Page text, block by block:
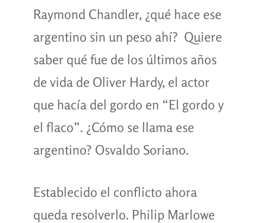
Raymond Chandler, ¿qué hace ese
argentino sin un peso ahí? Quiere
saber qué fue de los últimos años
de vida de Oliver Hardy, el actor
que hacía del gordo en “El gordo y
el flaco”. ¿Cómo se llama ese
argentino? Osvaldo Soriano.
Establecido el conflicto ahora
queda resolverlo. Philip Marlowe